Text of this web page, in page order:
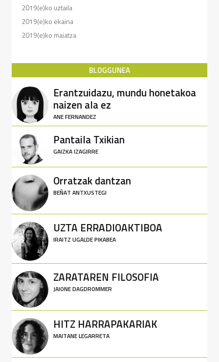
2019(e)ko uztaila
2019(e)ko ekaina
2019(e)ko maiatza
BLOGGUNEA
Erantzuidazu, mundu honetakoa
naizen ala ez
ANE FERNANDEZ
Pantaila Txikian
GAIZKA IZAGIRRE
Orratzak dantzan
BEÑAT ANTXUSTEGI
UZTA ERRADIOAKTIBOA
IRAITZ UGALDE PIKABEA
ZARATAREN FILOSOFIA
JAIONE DAGDROMMER
HITZ HARRAPAKARIAK
MAITANE LEGARRETA